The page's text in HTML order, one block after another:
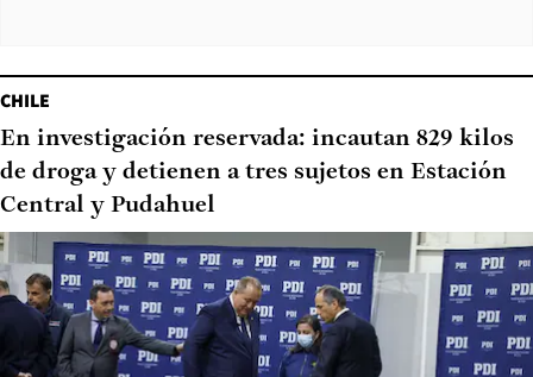
CHILE
En investigación reservada: incautan 829 kilos
de droga y detienen a tres sujetos en Estación
Central y Pudahuel